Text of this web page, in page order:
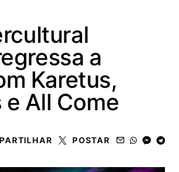
a
Karetus,
All Come
PARTILHAR POSTAR